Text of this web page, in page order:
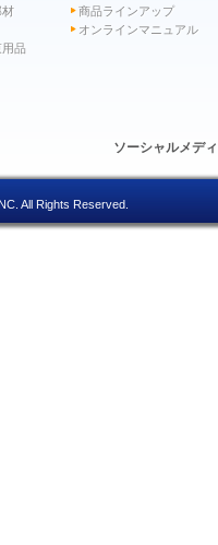
材
品
商品ラインアップ
オンラインマニュアル
ソーシャルメデ
All Rights Reserved.